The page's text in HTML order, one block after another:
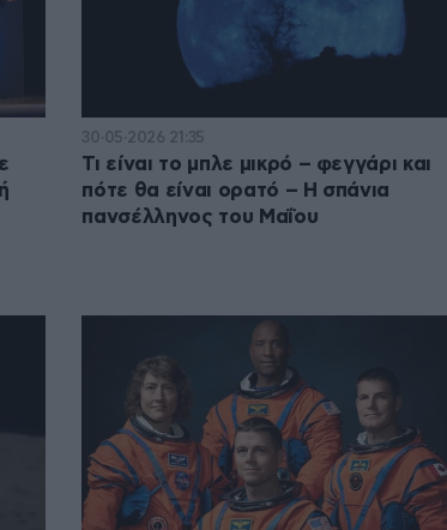
30·05·2026 21:35
Τι είναι το μπλε μικρό – φεγγάρι και
πότε θα είναι ορατό – Η σπάνια
πανσέλληνος του Μαΐου